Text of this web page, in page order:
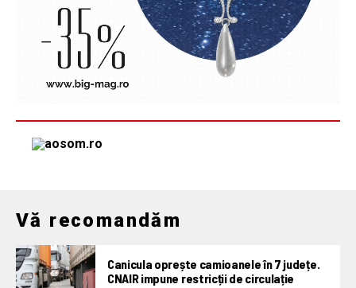
Vă recomandăm
Canicula oprește camioanele în 7 județe.
CNAIR impune restricții de circulație